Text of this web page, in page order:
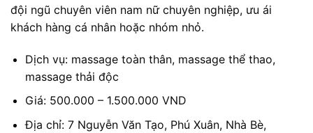
đội ngũ chuyên viên nam nữ chuyên nghiệp, ưu ái
khách hàng cá nhân hoặc nhóm nhỏ.
Dịch vụ: massage toàn thân, massage thể thao,
massage thải độc
Giá: 500.000 – 1.500.000 VND
Địa chỉ: 7 Nguyễn Văn Tạo, Phú Xuân, Nhà Bè,